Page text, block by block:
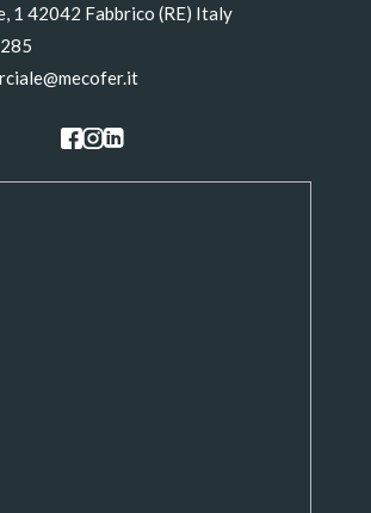
1 42042 Fabbrico (RE) Italy